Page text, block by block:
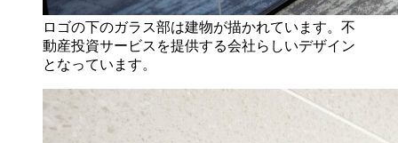
ロゴの下のガラス部は建物が描かれています。不
動産投資サービスを提供する会社らしいデザイン
となっています。